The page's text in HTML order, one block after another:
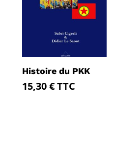
Histoire du PKK
15,30€TTC